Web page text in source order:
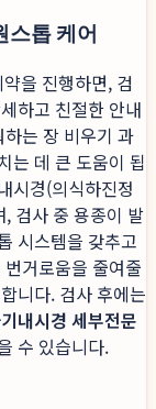
스톱 케어
을 진행하면, 검
하고 친절한 안내
는 장 비우기 과
는 데 큰 도움이 됩
시경(의식하진정
검사 중 용종이 발
시스템을 갖추고
거로움을 줄여줄
니다. 검사 후에는
내시경 세부전문
수 있습니다.